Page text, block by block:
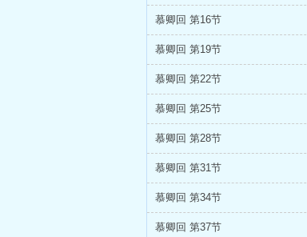
慕卿回 第16节
慕卿回 第19节
慕卿回 第22节
慕卿回 第25节
慕卿回 第28节
慕卿回 第31节
慕卿回 第34节
慕卿回 第37节